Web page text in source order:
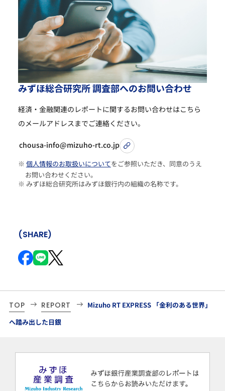
みずほ総合研究所調査部へのお問い合わせ
経済・金融関連のレポートに関するお問い合わせはこちら
のメールアドレスまでご連絡ください。
chousa-info@mizuho-rt.co.jp
※ 個人情報のお取扱いについてをご参照いただき、同意のうえ
お問い合わせください。
※ みずほ総合研究所はみずほ銀行内の組織の名称です。
(SHARE)
TOP REPORT
Mizuho RT EXPRESS 「金利のある世界」
へ踏み出した日銀